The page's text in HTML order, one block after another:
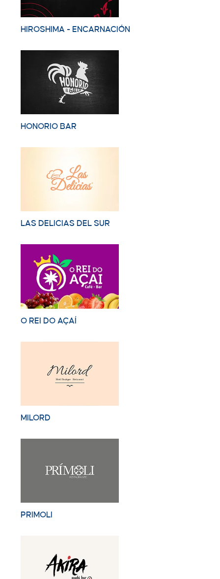
HIROSHIMA - ENCARNACIÓN
HONORIO BAR
LAS DELICIAS DEL SUR
O REI DO AÇAÍ
MILORD
PRIMOLI